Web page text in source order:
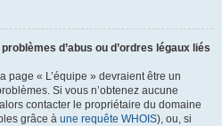
d’abus ou d’ordres légaux liés
page « L’équipe » devraient être un
Si vous n’obtenez aucune
contacter le propriétaire du domaine
grâce à une requête WHOIS), ou, si